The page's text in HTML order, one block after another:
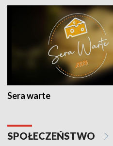
Sera warte
SPOŁECZEŃSTWO